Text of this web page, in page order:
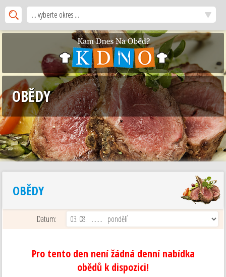
... vyberte okres ...
OBĚDY
OBĚDY
Datum:
Pro tento den není žádná denní nabídka
obědů k dispozici!